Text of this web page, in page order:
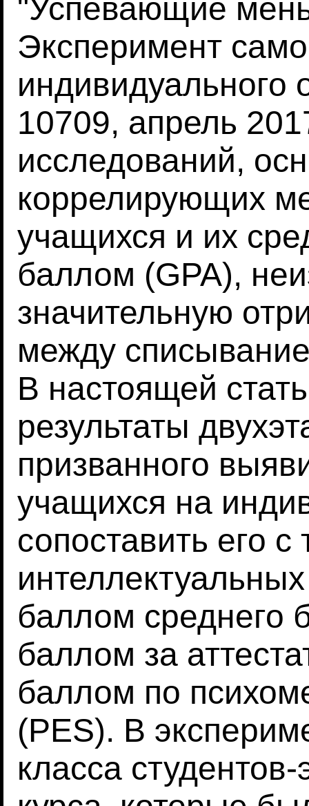
"Успевающие
Эксперимент
индивидуального
10709, апрель
исследований,
коррелирующих
учащихся и их
баллом (GPA),
значительную
между
В настоящей
результаты
призванного
учащихся на
сопоставить его
баллом среднего
баллом за
баллом по
(PES). В
класса